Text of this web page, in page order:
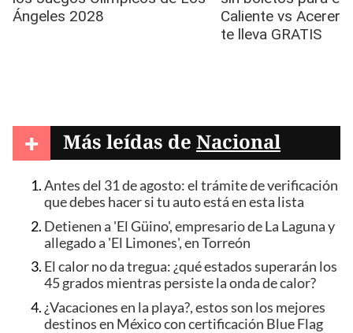
+ Más leídas de Nacional
Antes del 31 de agosto: el trámite de verificación
que debes hacer si tu auto está en esta lista
Detienen a 'El Güino', empresario de La Laguna y
allegado a 'El Limones', en Torreón
El calor no da tregua: ¿qué estados superarán los
45 grados mientras persiste la onda de calor?
¿Vacaciones en la playa?, estos son los mejores
destinos en México con certificación Blue Flag